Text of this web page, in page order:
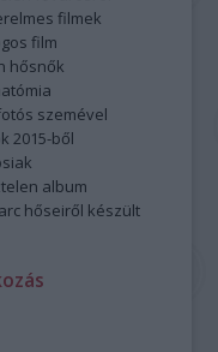
filmek
film
hősnők
szemével
2015-ből
album
hőseiről készült